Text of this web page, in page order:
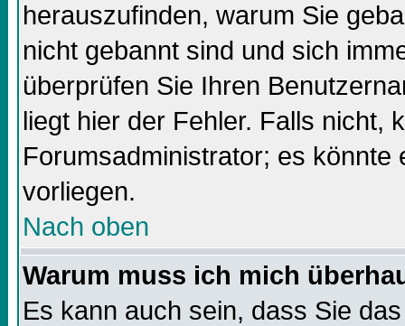
herauszufinden, warum Sie
nicht gebannt sind und sich
überprüfen Sie Ihren
liegt hier der Fehler. Falls nicht,
Forumsadministrator; es
vorliegen.
Nach oben
Warum muss ich mich
Es kann auch sein, dass Sie